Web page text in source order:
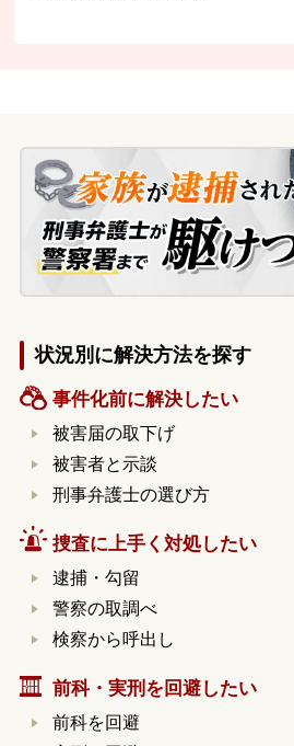
状況別に解決方法を探す
事件化前に解決したい
被害届の取下げ
被害者と示談
刑事弁護士の選び方
捜査に上手く対処したい
逮捕・勾留
警察の取調べ
検察から呼出し
前科・実刑を回避したい
前科を回避